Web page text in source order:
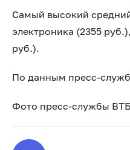
Самый высокий
электроника (2355
руб.).
По данным пресс-
Фото пресс-службы ВТБ